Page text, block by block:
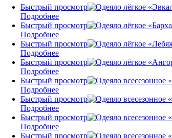
Быстрый просмотр
Подробнее
Быстрый просмотр
Подробнее
Быстрый просмотр
Подробнее
Быстрый просмотр
Подробнее
Быстрый просмотр
Подробнее
Быстрый просмотр
Подробнее
Быстрый просмотр
Подробнее
Быстрый просмотр